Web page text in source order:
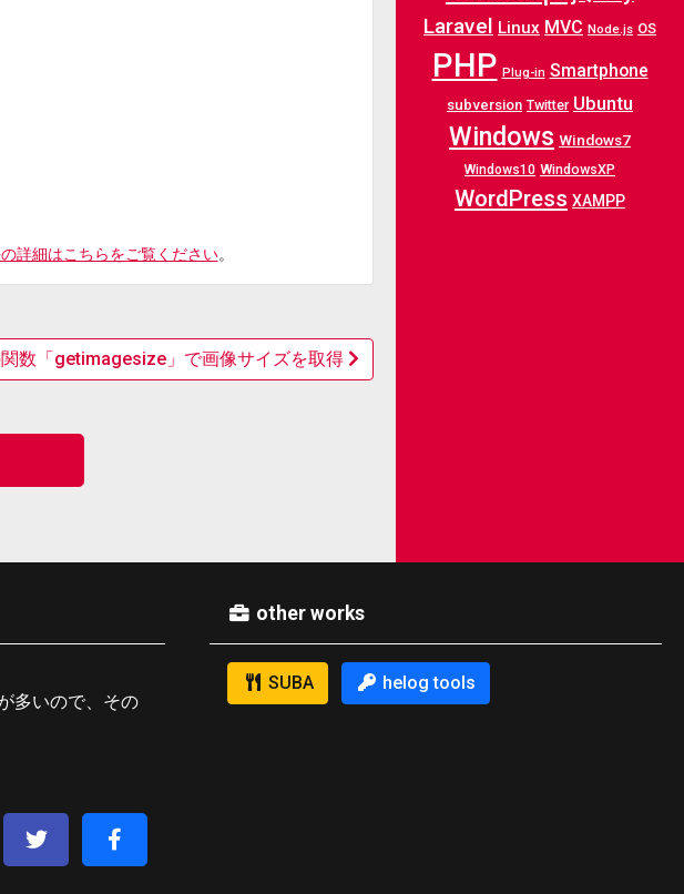
詳細はこちらをご覧ください。
関数「getimagesize」で画像サイズを取得
Laravel Linux MVC Node.js OS
PHP Plug-in Smartphone
subversion Twitter Ubuntu
Windows Windows7
Windows10 WindowsXP
WordPress XAMPP
多いので、その
other works
SUBA helog tools